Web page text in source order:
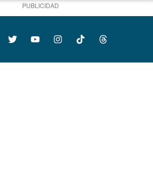
PUBLICIDAD